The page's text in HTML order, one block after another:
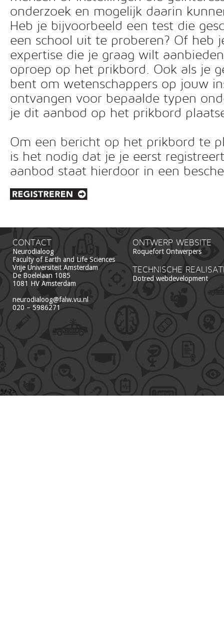
onderzoek en mogelijk daarin
Heb je bijvoorbeeld een test die
een school uit te proberen? Of heb
expertise die je graag wilt
oproep op het prikbord. Ook als je
bent om wetenschappers op jouw
ontvangen voor bepaalde typen
je dit aanbod op het prikbord
Om een bericht op het prikbord te
is het nodig dat je je eerst
aanbod staat hierdoor in een
CONTACT
Neurodialoog
Faculty of Earth and Life Sciences
Vrije Universiteit Amsterdam
De Boelelaan 1085
1081 HV Amsterdam
neurodialoog@falw.vu.nl
020 – 5986271
ONTWERP WEBSITE
Roquefort Ontwerpers
TECHNISCHE
Dotred webdevelopment
*/ ?>